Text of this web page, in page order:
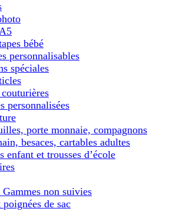
bébé
personnalisables
spéciales
personnalisées
porte monnaie, compagnons
besaces, cartables adultes
enfant et trousses d’école
non suivies
poignées de sac